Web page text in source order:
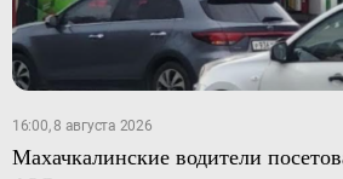
16:00, 8 августа 2026
Махачкалинские водители